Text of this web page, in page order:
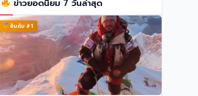
ข่าวยอดนิยม 7 วันล่าสุด
อันดับ #1